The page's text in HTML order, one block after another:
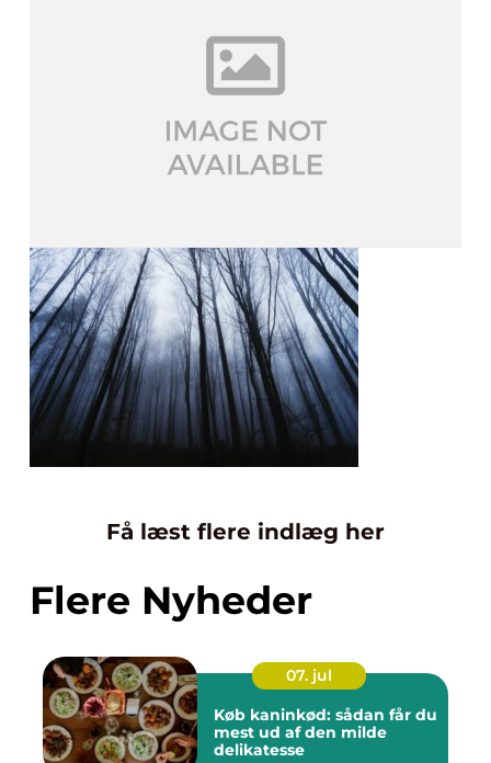
Få læst flere indlæg her
Flere Nyheder
07. jul
Køb kaninkød: sådan får du
mest ud af den milde
delikatesse